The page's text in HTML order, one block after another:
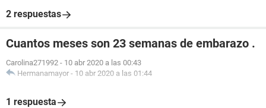
2 respuestas
Cuantos meses son 23 semanas de embarazo .
Carolina271992 - 10 abr 2020 a las 00:43
Hermanamayor - 10 abr 2020 a las 01:44
1 respuesta